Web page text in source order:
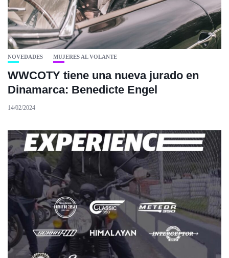
NOVEDADES MUJERES AL VOLANTE
WWCOTY tiene una nueva jurado en
Dinamarca: Benedicte Engel
14/02/2024